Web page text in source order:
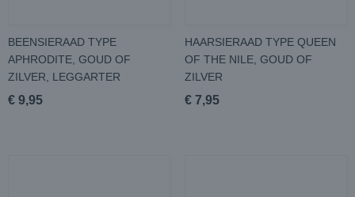
BEENSIERAAD TYPE
APHRODITE, GOUD OF
ZILVER, LEGGARTER
€ 9,95
HAARSIERAAD TYPE QUEEN
OF THE NILE, GOUD OF
ZILVER
€ 7,95